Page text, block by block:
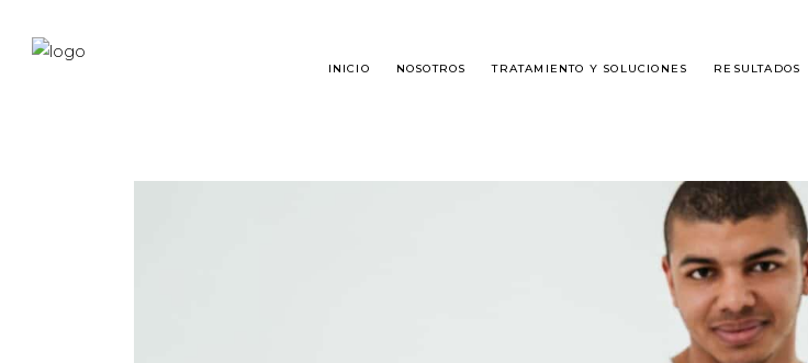
INICIO NOSOTROS TRATAMIENTO Y SOLUCIONES RESULTADOS